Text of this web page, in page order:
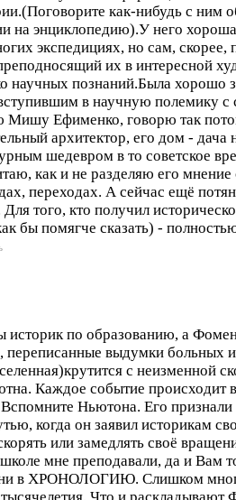
как-нибудь с ним
на энциклопедию).У него
экспедициях, но сам, скорее,
их в интересной
научных познаний.Была хорошо
в научную полемику с
Ефименко, говорю так
архитектор, его дом - дача
шедевром в то советское
как и не разделяю его
переходах. А сейчас ещё
того, кто получил
бы помягче сказать) -
по образованию, а
переписанные выдумки больных
с неизменной
Каждое событие происходит
Вспомните Ньютона. Его
когда он заявил историкам
или замедлять своё
мне преподавали, да и Вам
в ХРОНОЛОГИЮ. Слишком